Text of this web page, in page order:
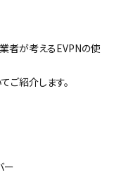
が考えるEVPNの使
紹介します。
ー